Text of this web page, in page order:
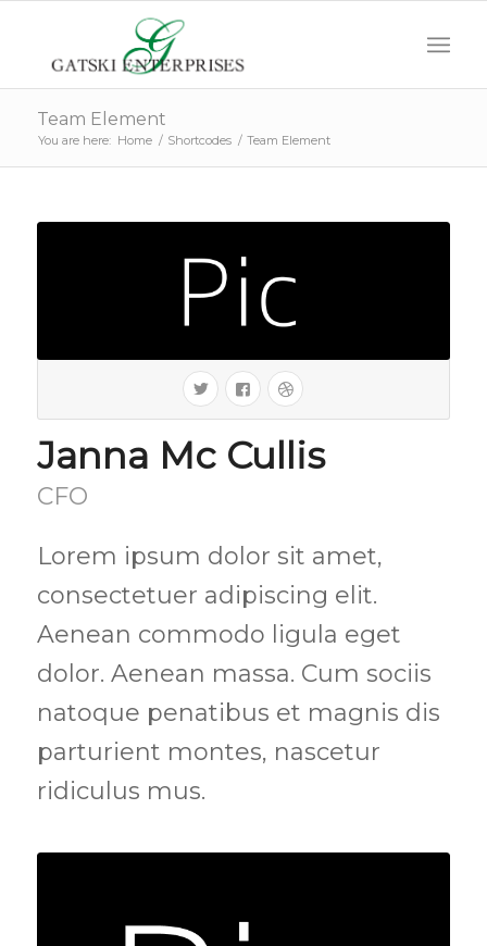
Team Element
You are here: Home / Shortcodes / Team Element
Janna Mc Cullis
CFO
Lorem ipsum dolor sit amet,
consectetuer adipiscing elit.
Aenean commodo ligula eget
dolor. Aenean massa. Cum sociis
natoque penatibus et magnis dis
parturient montes, nascetur
ridiculus mus.